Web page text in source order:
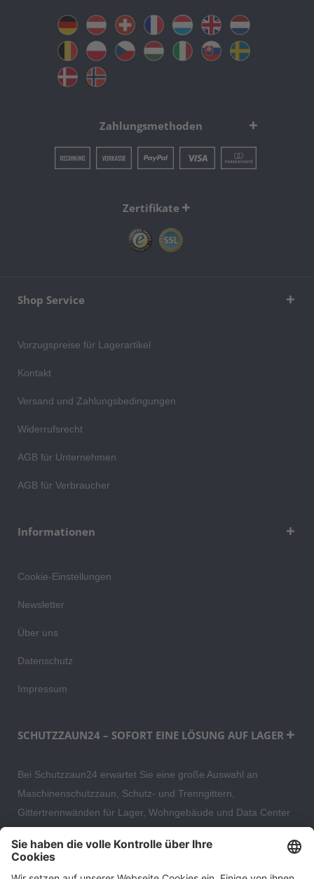
Zahlungsmethoden
Zertifikate
Shop Service
Vorzugspreise für Lagerartikel
Kontakt
Versand und Zahlungsbedingungen
Widerrufsrecht
AGB für Unternehmen
AGB für Verbraucher
Informationen
Cookie-Einstellungen
Newsletter
Über uns
Datenschutz
Impressum
SCHUTZZAUN24 – SOFORT EINE LÖSUNG AUF LAGER
Bei Schutzzaun24 erwartet Sie eine große Auswahl an
Maschinenschutzzaun, Schutz- und Trenngittern,
Gittertrennwänden für Lager, Wohngebäude und Data Center
hochwertige Gartenzäune und Zaunsysteme für die sichere